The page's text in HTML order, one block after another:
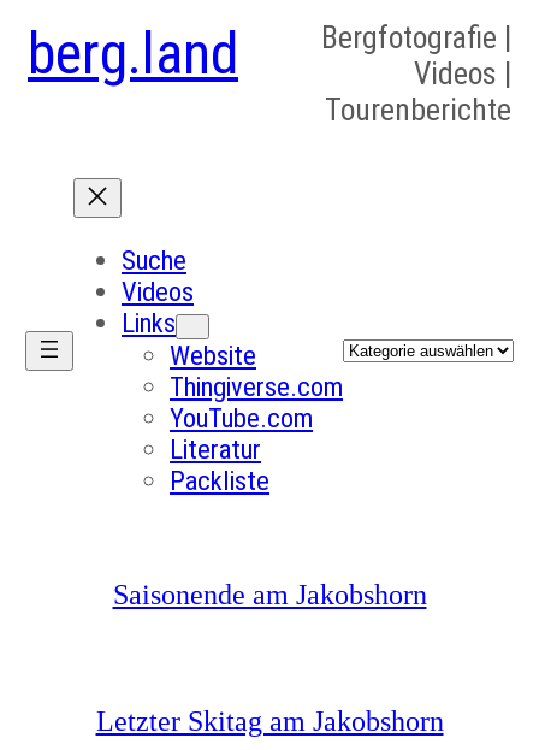
berg.land
Bergfotografie |
Videos |
Tourenberichte
Suche
Videos
Links
Website
Thingiverse.com
YouTube.com
Literatur
Packliste
Kategorien
Saisonende am Jakobshorn
Letzter Skitag am Jakobshorn